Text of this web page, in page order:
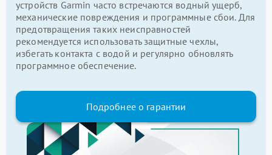
устройств Garmin часто встречаются водный ущерб,
механические повреждения и программные сбои. Для
предотвращения таких неисправностей
рекомендуется использовать защитные чехлы,
избегать контакта с водой и регулярно обновлять
программное обеспечение.
Подробнее о гарантии